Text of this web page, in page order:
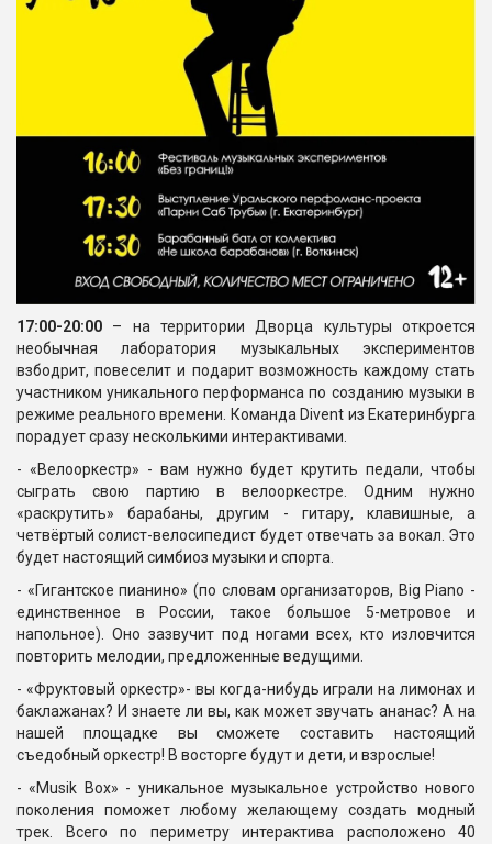
17:00-20:00 – на территории Дворца культуры откроется
необычная лаборатория музыкальных экспериментов
взбодрит, повеселит и подарит возможность каждому стать
участником уникального перформанса по созданию музыки в
режиме реального времени. Команда Divent из Екатеринбурга
порадует сразу несколькими интерактивами.
- «Велооркестр» - вам нужно будет крутить педали, чтобы
сыграть свою партию в велооркестре. Одним нужно
«раскрутить» барабаны, другим - гитару, клавишные, а
четвёртый солист-велосипедист будет отвечать за вокал. Это
будет настоящий симбиоз музыки и спорта.
- «Гигантское пианино» (по словам организаторов, Big Piano -
единственное в России, такое большое 5-метровое и
напольное). Оно зазвучит под ногами всех, кто изловчится
повторить мелодии, предложенные ведущими.
- «Фруктовый оркестр»- вы когда-нибудь играли на лимонах и
баклажанах? И знаете ли вы, как может звучать ананас? А на
нашей площадке вы сможете составить настоящий
съедобный оркестр! В восторге будут и дети, и взрослые!
- «Musik Box» - уникальное музыкальное устройство нового
поколения поможет любому желающему создать модный
трек. Всего по периметру интерактива расположено 40